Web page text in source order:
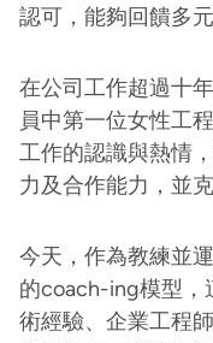
認可，能夠回饋多
在公司工作超過十
員中第一位女性工
工作的認識與熱情
力及合作能力，並
今天，作為教練並
的coach-ing模型，
術經驗、企業工程